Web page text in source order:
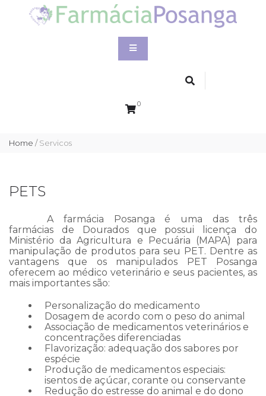
0
Home /Servicos
PETS
A farmácia Posanga é uma das três
farmácias de Dourados que possui licença do
Ministério da Agricultura e Pecuária (MAPA) para
manipulação de produtos para seu PET. Dentre as
vantagens que os manipulados PET Posanga
oferecem ao médico veterinário e seus pacientes, as
mais importantes são:
Personalização do medicamento
Dosagem de acordo com o peso do animal
Associação de medicamentos veterinários e
concentrações diferenciadas
Flavorização: adequação dos sabores por
espécie
Produção de medicamentos especiais:
isentos de açúcar, corante ou conservante
Redução do estresse do animal e do dono